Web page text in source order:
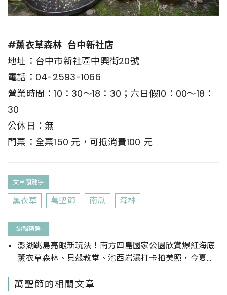
#薰衣草森林 台中新社店
地址：台中市新社區中興街20號
電話：04-2593-1066
營業時間：10：30～18：30；六日假10：00～18：
30
公休日：無
門票：全票150 元，可抵消費100 元
文章關鍵字
薰衣草 萬聖節 南瓜 森林
編輯精選
澎湖跳島亮眼新玩法！南方四島國家公園欣賞爆紅海底
薰衣草森林、貝殼教堂、池西岩瀑打卡拍美照，今夏澎
萬聖節的相關文章